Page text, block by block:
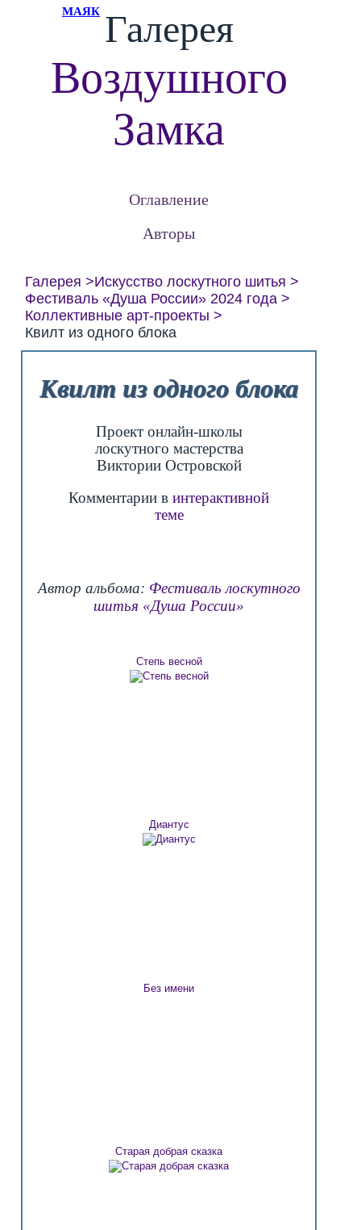
МАЯК Галерея
Воздушного
Замка
Оглавление
Авторы
Галерея
Искусство лоскутного шитья
Фестиваль «Душа России» 2024 года
Коллективные арт-проекты
Квилт из одного блока
Квилт из одного блока
Проект онлайн-школы
лоскутного мастерства
Виктории Островской
Комментарии винтерактивной
теме
Автор альбома: Фестиваль лоскутного
шитья «Душа России»
Степь весной
Диантус
Без имени
Старая добрая сказка